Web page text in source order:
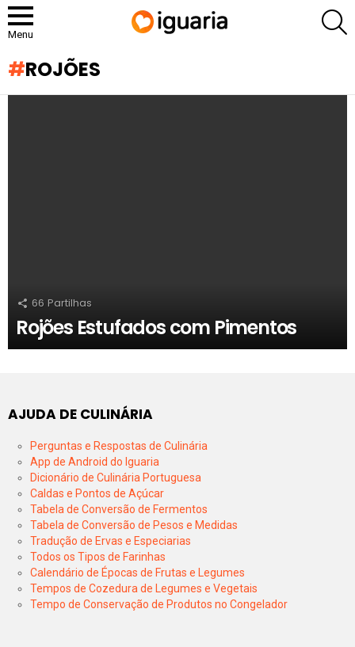
Menu
ROJÕES
66 Partilhas
Rojões Estufados com Pimentos
AJUDA DE CULINÁRIA
Perguntas e Respostas de Culinária
App de Android do Iguaria
Dicionário de Culinária Portuguesa
Caldas e Pontos de Açúcar
Tabela de Conversão de Fermentos
Tabela de Conversão de Pesos e Medidas
Tradução de Ervas e Especiarias
Todos os Tipos de Farinhas
Calendário de Épocas de Frutas e Legumes
Tempos de Cozedura de Legumes e Vegetais
Tempo de Conservação de Produtos no Congelador